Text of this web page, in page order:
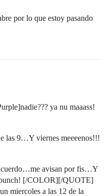
por lo que estoy pasando
ya nu maaass!
las 9…Y viernes meeeenos!!!
avisan por fis…Y
[/COLOR][/QUOTE]
miercoles a las 12 de la